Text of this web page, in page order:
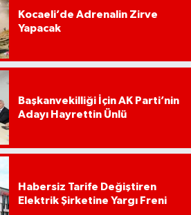
Kocaeli’de Adrenalin Zirve
Yapacak
Başkanvekilliği İçin AK Parti’nin
Adayı Hayrettin Ünlü
Habersiz Tarife Değiştiren
Elektrik Şirketine Yargı Freni